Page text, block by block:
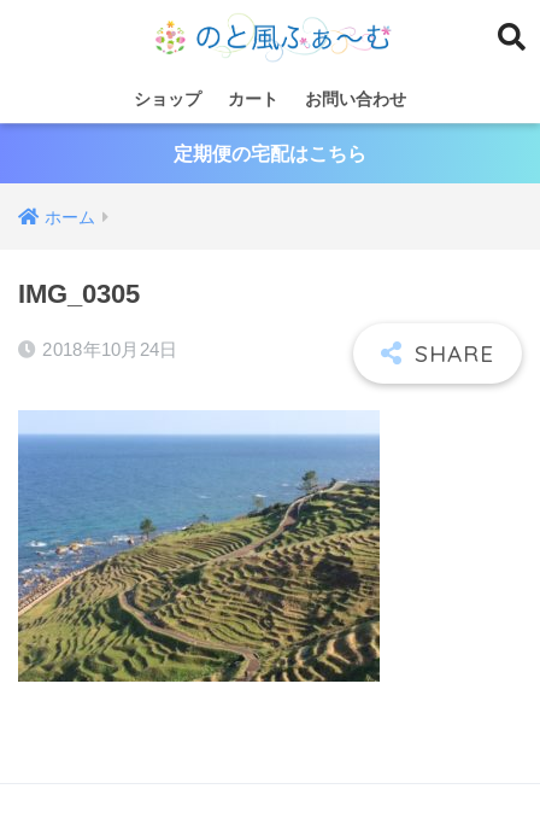
ショップ カート お問い合わせ
定期便の宅配はこちら
ホーム
IMG_0305
2018年10月24日